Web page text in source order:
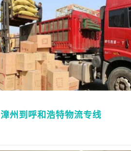
漳州到呼和浩特物流专线